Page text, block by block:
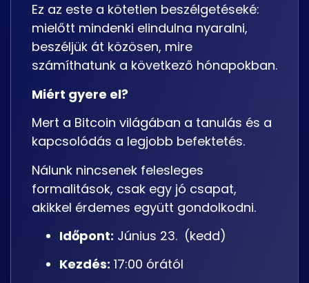
Ez az este a kötetlen beszélgetéseké:
mielőtt mindenki elindulna nyaralni,
beszéljük át közösen, mire
számíthatunk a következő hónapokban.
Miért gyere el?
Mert a Bitcoin világában a tanulás és a
kapcsolódás a legjobb befektetés.
Nálunk nincsenek felesleges
formalitások, csak egy jó csapat,
akikkel érdemes együtt gondolkodni.
Időpont: Június 23. (kedd)
Kezdés: 17:00 órától